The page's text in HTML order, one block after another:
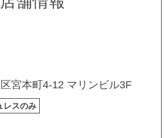
宮本町4-12 マリンビル3F
レスのみ